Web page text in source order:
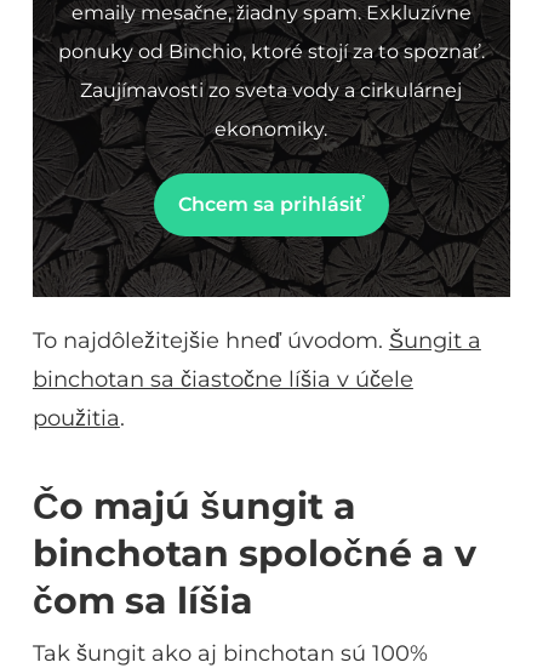
emaily mesačne, žiadny spam. Exkluzívne
ponuky od Binchio, ktoré stojí za to spoznať.
Zaujímavosti zo sveta vody a cirkulárnej
ekonomiky.
Chcem sa prihlásiť
To najdôležitejšie hneď úvodom. Šungit a
binchotan sa čiastočne líšia v účele
použitia.
Čo majú šungit a
binchotan spoločné a v
čom sa líšia
Tak šungit ako aj binchotan sú 100%